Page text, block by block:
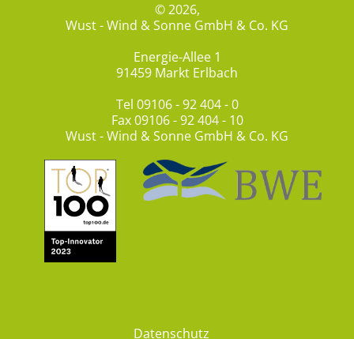
© 2026,
Wust - Wind & Sonne GmbH & Co. KG
Energie-Allee 1
91459 Markt Erlbach
Tel 09106 - 92 404 - 0
Fax 09106 - 92 404 - 10
Wust - Wind & Sonne GmbH & Co. KG
Datenschutz